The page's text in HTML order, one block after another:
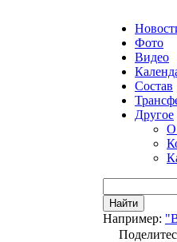
Фото
Видео
Состав
Другое
О
Найти
Например: